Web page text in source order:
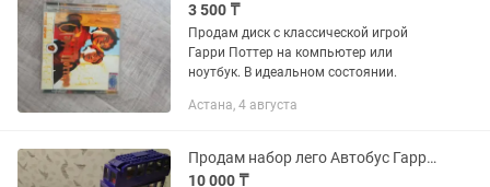
3 500 ₸
Продам диск с классической игрой
Гарри Поттер на компьютер или
ноутбук. В идеальном состоянии.
Астана, 4 августа
Продам набор лего Автобус Гарри Поттера
10 000 ₸